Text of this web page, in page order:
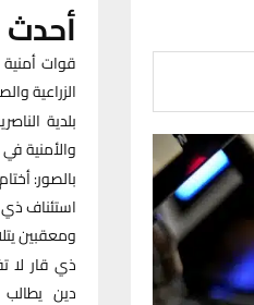
أحدث
قوات
الزراعية
بلدية
والأمنية
بالصور:
استئناف
ومعقبين
ذي قار لا
دين يطالب